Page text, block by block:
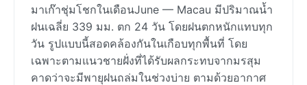
มาเก๊าชุ่มโชกในเดือนJune — Macau มีปริมาณน้ำ
ฝนเฉลี่ย 339 มม. ตก 24 วัน โดยฝนตกหนักแทบทุก
วัน รูปแบบนี้สอดคล้องกันในเกือบทุกพื้นที่ โดย
เฉพาะตามแนวชายฝั่งที่ได้รับผลกระทบจากมรสุม
คาดว่าจะมีพายุฝนถล่มในช่วงบ่าย ตามด้วยอากาศ